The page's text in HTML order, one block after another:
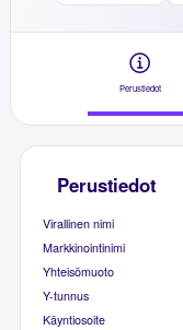
Perustiedot
Perustiedot
Virallinen nimi
Markkinointinimi
Yhteisömuoto
Y-tunnus
Käyntiosoite